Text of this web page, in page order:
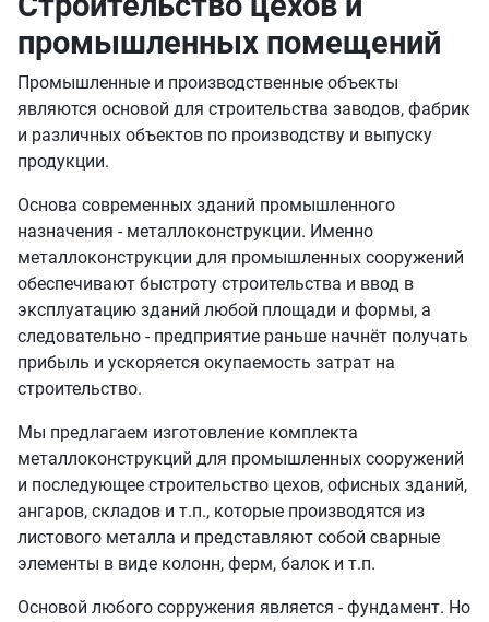
промышленных помещений
Промышленные и производственные объекты
являются основой для строительства заводов, фабрик
и различных объектов по производству и выпуску
продукции.
Основа современных зданий промышленного
назначения - металлоконструкции. Именно
металлоконструкции для промышленных сооружений
обеспечивают быстроту строительства и ввод в
эксплуатацию зданий любой площади и формы, а
следовательно - предприятие раньше начнёт получать
прибыль и ускоряется окупаемость затрат на
строительство.
Мы предлагаем изготовление комплекта
металлоконструкций для промышленных сооружений
и последующее строительство цехов, офисных зданий,
ангаров, складов и т.п., которые производятся из
листового металла и представляют собой сварные
элементы в виде колонн, ферм, балок и т.п.
Основой любого сорружения является - фундамент. Но